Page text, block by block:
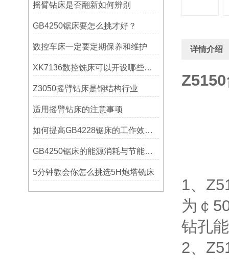
摇臂钻床是否翻新如何辨别
GB4250锯床要怎么挑才好？
数控车床一定要定期保养和维护
XK7136数控铣床可以开设哪些考核项目？
Z3050摇臂钻床是钢结构行业
适用摇臂钻床的注意事项
如何提高GB4228锯床的工作效率？
GB4250锯床的能源消耗与节能措施
5分钟教会你怎么挑选5H炮塔铣床
详情介绍
1、
为￠
钻孔
2、